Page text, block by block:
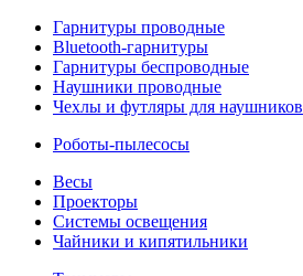
Гарнитуры проводные
Bluetooth-гарнитуры
Гарнитуры беспроводные
Наушники проводные
Чехлы и футляры для наушников
Роботы-пылесосы
Весы
Проекторы
Системы освещения
Чайники и кипятильники